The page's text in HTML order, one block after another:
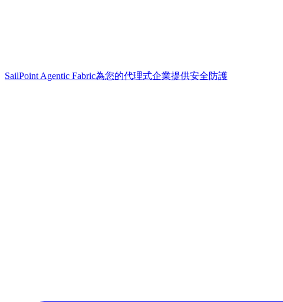
SailPoint Agentic Fabric為您的代理式企業提供安全防護